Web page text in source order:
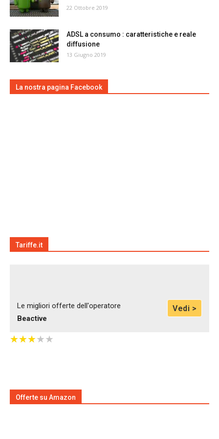
22 Ottobre 2019
ADSL a consumo : caratteristiche e reale
diffusione
13 Giugno 2019
La nostra pagina Facebook
Tariffe.it
Le migliori offerte dell'operatore
Beactive
Vedi >
★★★★★
★★★★★
Offerte su Amazon